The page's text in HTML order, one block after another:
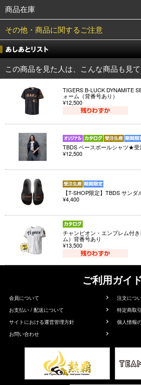
商品在庫
その他・商品に関するご注意
この商品を見た人は、こんな商品も見
TIGERS B-LUCK DYNAMITE
ォーム（背番号あり）
¥12,500
TBDS ベースボールシャツ★
¥12,500
【T-SHOP限定】TBDS サン
¥4,400
チャンピオン・エンブレム付
ム）背番号あり
¥13,500
ご利用ガイ
会員について
注文につ
お支払い / 配送について
特定商取
サイトにおける運営管理方針
個人情報
お問い合わせ